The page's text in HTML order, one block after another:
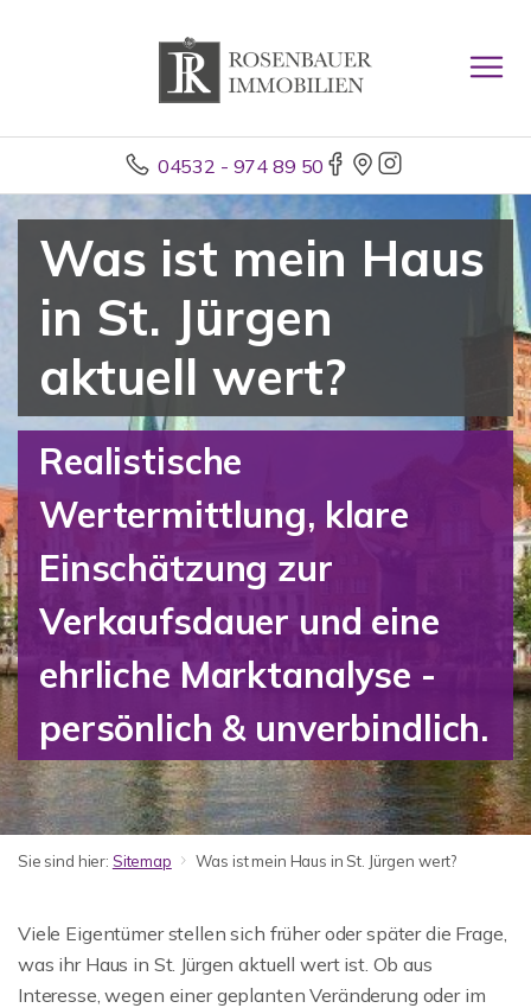
04532 - 974 89 50
Was ist mein Haus
in St. Jürgen
aktuell wert?
Realistische
Wertermittlung, klare
Einschätzung zur
Verkaufsdauer und eine
ehrliche Marktanalyse -
persönlich & unverbindlich.
Sie sind hier: Sitemap Was ist mein Haus in St. Jürgen wert?
Viele Eigentümer stellen sich früher oder später die Frage,
was ihr Haus in St. Jürgen aktuell wert ist. Ob aus
Interesse, wegen einer geplanten Veränderung oder im